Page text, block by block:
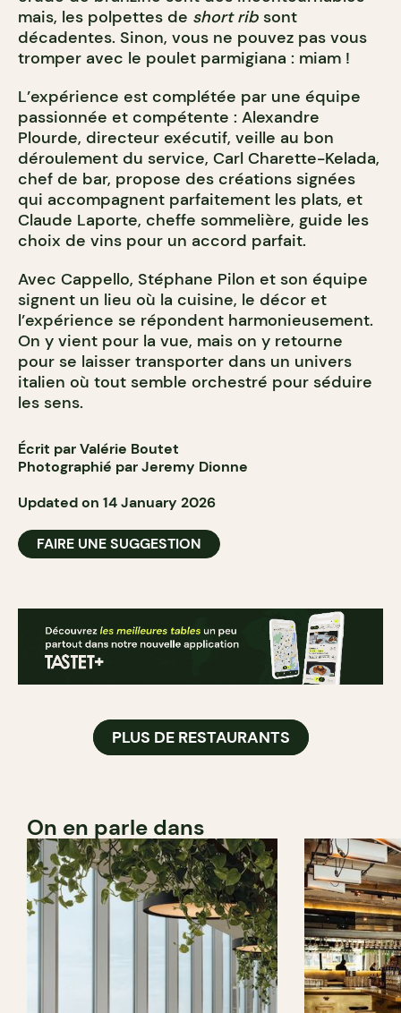
mais, les polpettes de short rib sont
décadentes. Sinon, vous ne pouvez pas vous
tromper avec le poulet parmigiana : miam !
L’expérience est complétée par une équipe
passionnée et compétente : Alexandre
Plourde, directeur exécutif, veille au bon
déroulement du service, Carl Charette-Kelada,
chef de bar, propose des créations signées
qui accompagnent parfaitement les plats, et
Claude Laporte, cheffe sommelière, guide les
choix de vins pour un accord parfait.
Avec Cappello, Stéphane Pilon et son équipe
signent un lieu où la cuisine, le décor et
l’expérience se répondent harmonieusement.
On y vient pour la vue, mais on y retourne
pour se laisser transporter dans un univers
italien où tout semble orchestré pour séduire
les sens.
Écrit par Valérie Boutet
Photographié par Jeremy Dionne
Updated on 14 January 2026
FAIRE UNE SUGGESTION
PLUS DE RESTAURANTS
On en parle dans